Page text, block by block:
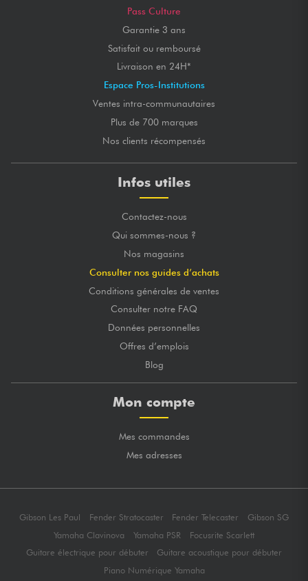
Pass Culture
Garantie 3 ans
Satisfait ou remboursé
Livraison en 24H*
Espace Pros-Institutions
Ventes intra-communautaires
Plus de 700 marques
Nos clients récompensés
Infos utiles
Contactez-nous
Qui sommes-nous ?
Nos magasins
Consulter nos guides d’achats
Conditions générales de ventes
Consulter notre FAQ
Données personnelles
Offres d’emplois
Blog
Mon compte
Mes commandes
Mes adresses
Gibson Les Paul Fender Stratocaster Fender Telecaster
Gibson SG
Yamaha Clavinova
Yamaha PSR
Focusrite Scarlett
Guitare électrique pour débuter
Guitare acoustique pour débuter
Piano Numérique Yamaha